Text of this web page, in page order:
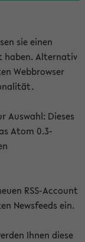
sie einen
haben. Alternativ
Webbrowser
Auswahl: Dieses
Atom 0.3-
RSS-Account
Newsfeeds ein.
Ihnen diese